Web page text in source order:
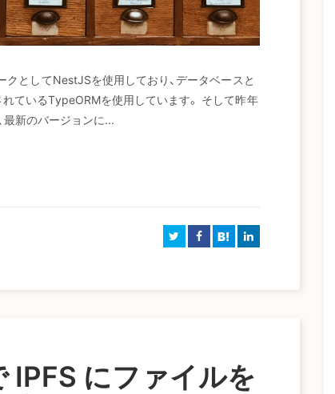
としてNestJSを使用しており、データベースと
ているTypeORMを使用しています。 そして昨年
新のバージョンに...
B!
にファイルを